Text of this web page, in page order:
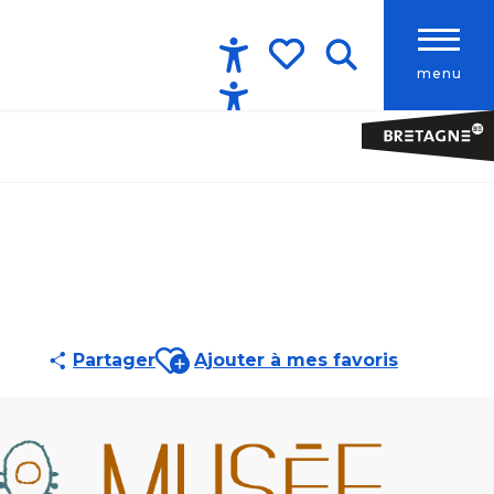
menu
Accessibilité
PartagerAjouter aux favoris
Ajouter à mes favoris